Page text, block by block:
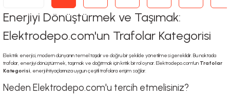
Enerjiyi Dönüştürmek ve Taşımak:
Elektrodepo.com'un Trafolar Kategorisi
Elektrik enerjisi, modern dünyanın temel taşıdır ve doğru bir şekilde yönetilmesi gereklidir. Bu noktada
trafolar, enerjiyi dönüştürmek, taşımak ve dağıtmak için kritik bir rol oynar. Elektrodepo.com'un Trafolar
Kategorisi, enerji ihtiyaçlarınıza uygun çeşitli trafolara erişim sağlar.
Neden Elektrodepo.com'u tercih etmelisiniz?